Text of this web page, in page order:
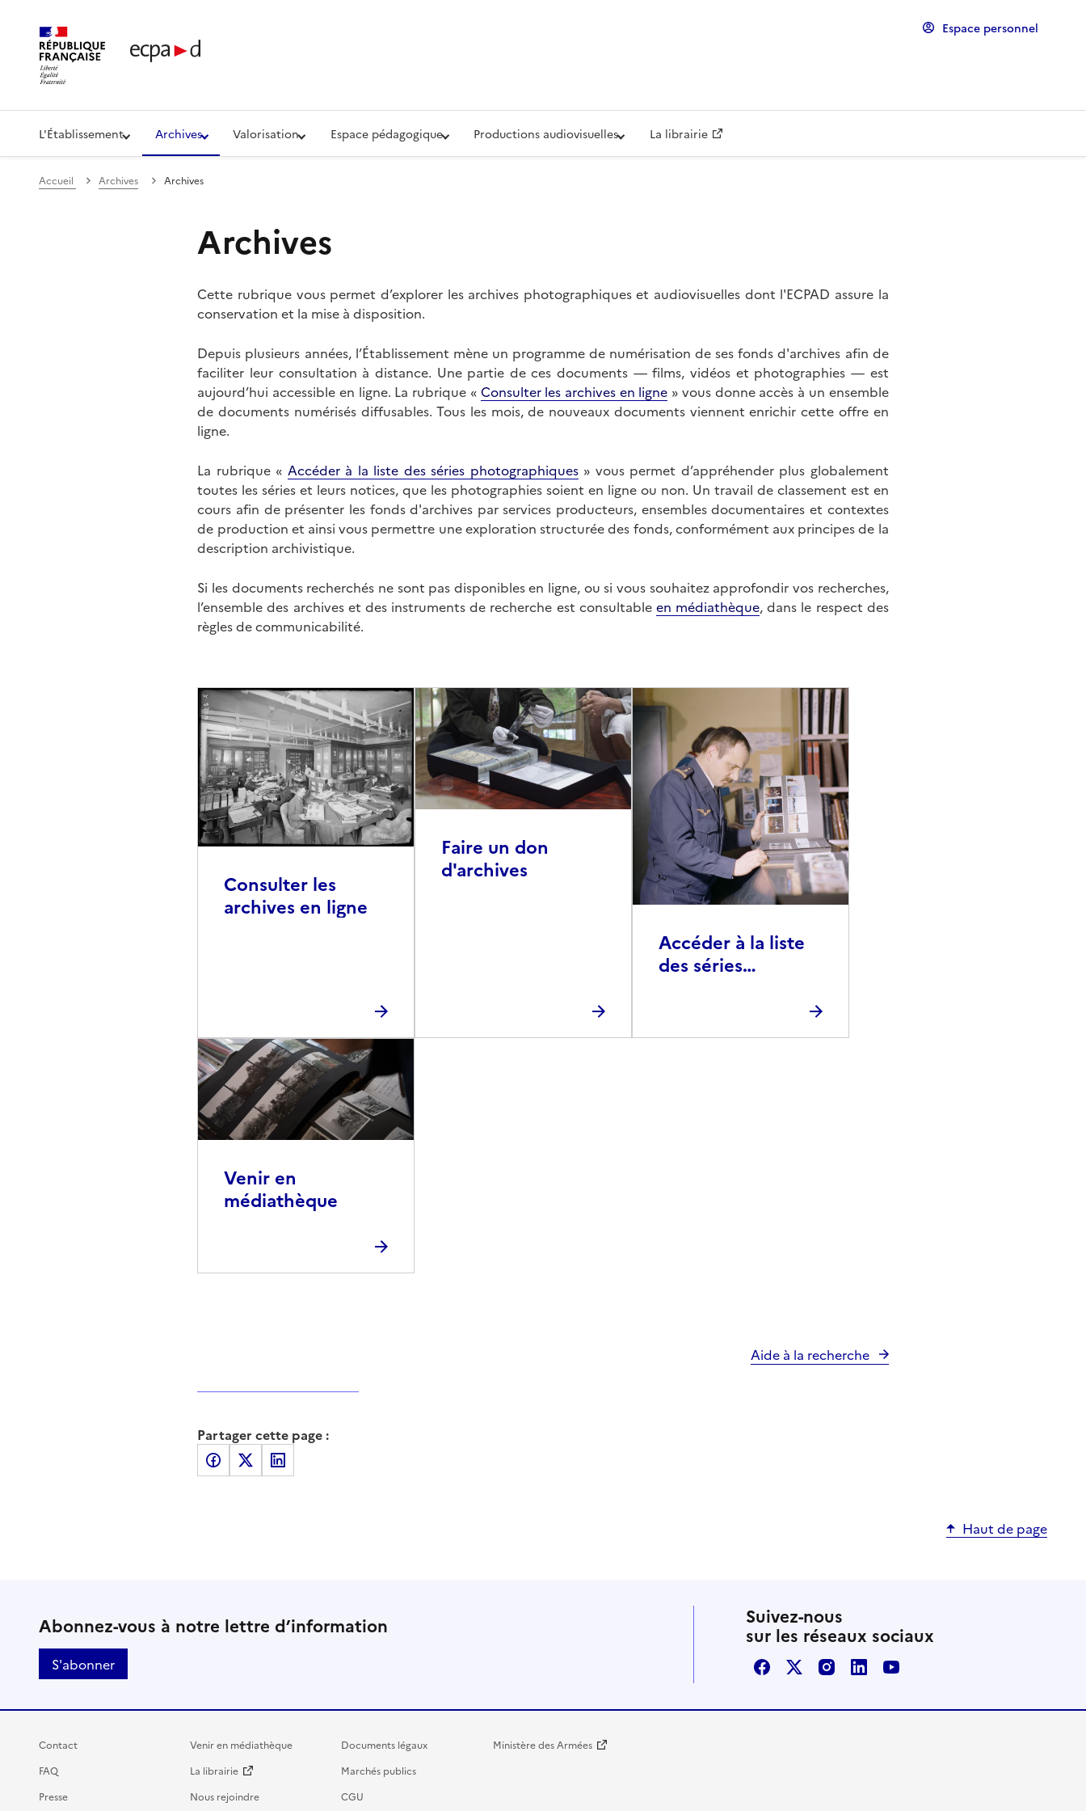
Établissement de communication et de production audiovisuelle de la Défense (ECPAD) Espace personnel
L'Établissement Archives Valorisation Espace pédagogique Productions audiovisuelles La librairie
Accueil Archives Archives
Archives
Cette rubrique vous permet d’explorer les archives photographiques et audiovisuelles dont l'ECPAD assure la
conservation et la mise à disposition.
Depuis plusieurs années, l’Établissement mène un programme de numérisation de ses fonds d'archives afin de
faciliter leur consultation à distance. Une partie de ces documents — films, vidéos et photographies — est
aujourd’hui accessible en ligne. La rubrique « Consulter les archives en ligne » vous donne accès à un ensemble
de documents numérisés diffusables. Tous les mois, de nouveaux documents viennent enrichir cette offre en
ligne.
La rubrique « Accéder à la liste des séries photographiques» vous permet d’appréhender plus globalement
toutes les séries et leurs notices, que les photographies soient en ligne ou non. Un travail de classement est en
cours afin de présenter les fonds d'archives par services producteurs, ensembles documentaires et contextes
de production et ainsi vous permettre une exploration structurée des fonds, conformément aux principes de la
description archivistique.
Si les documents recherchés ne sont pas disponibles en ligne, ou si vous souhaitez approfondir vos recherches,
l’ensemble des archives et des instruments de recherche est consultable en médiathèque, dans le respect des
règles de communicabilité.
Consulter les
archives en ligne
Faire un don
d'archives
Accéder à la liste
des séries
Venir en
médiathèque
Aide à la recherche
Partager cette page :
Partager sur Facebook
Partager sur XPartager sur LinkedIn
Haut de page
Abonnez-vous à notre lettre d’information
S'abonner
Suivez-nous
sur les réseaux sociaux
FacebookX / TwitterInstagram
LinkedInYoutube
Contact
FAQ
Presse
Venir en médiathèque
La librairie
Nous rejoindre
Documents légaux
Marchés publics
CGU
Ministère des Armées